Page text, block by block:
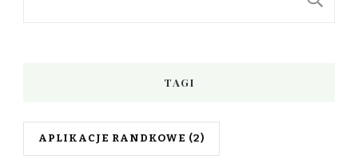
TAGI
APLIKACJE RANDKOWE (2)